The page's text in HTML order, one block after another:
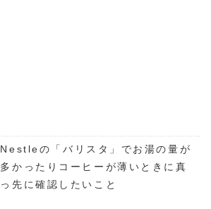
Nestleの「バリスタ」でお湯の量が
多かったりコーヒーが薄いときに真
っ先に確認したいこと